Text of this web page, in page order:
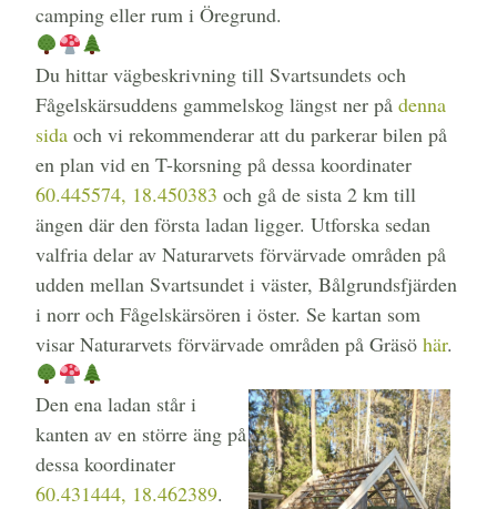
camping eller rum i Öregrund.
Du hittar vägbeskrivning till Svartsundets och
Fågelskärsuddens gammelskog längst ner på denna
sida och vi rekommenderar att du parkerar bilen på
en plan vid en T-korsning på dessa koordinater
60.445574, 18.450383 och gå de sista 2 km till
ängen där den första ladan ligger. Utforska sedan
valfria delar av Naturarvets förvärvade områden på
udden mellan Svartsundet i väster, Bålgrundsfjärden
i norr och Fågelskärsören i öster. Se kartan som
visar Naturarvets förvärvade områden på Gräsö här.
Den ena ladan står i
kanten av en större äng på
dessa koordinater
60.431444, 18.462389.